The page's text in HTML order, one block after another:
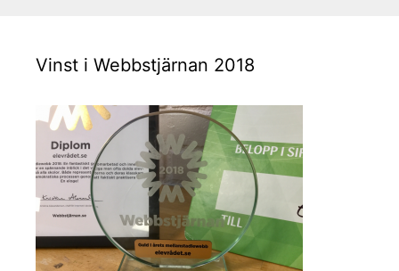
Vinst i Webbstjärnan 2018